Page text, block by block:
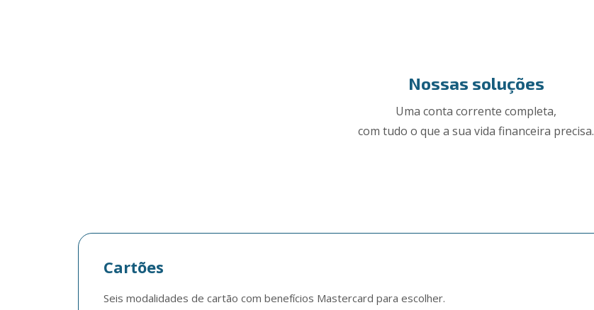
Nossas soluções
Uma conta corrente completa,
com tudo o que a sua vida financeira precisa.
Cartões
Seis modalidades de cartão com benefícios Mastercard para escolher.